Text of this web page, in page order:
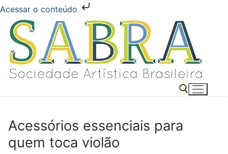
Acessar o conteúdo
Pular
para
conteúdo
Pesquisar por:
Acessórios essenciais para
quem toca violão